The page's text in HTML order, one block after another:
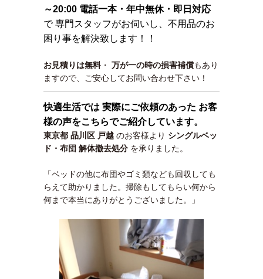
～20:00 電話一本・年中無休・即日対応
で 専門スタッフがお伺いし、不用品のお
困り事を解決致します！！
お見積りは無料・ 万が一の時の損害補償もあり
ますので、ご安心してお問い合わせ下さい！
快適生活では 実際にご依頼のあった お客
様の声をこちらでご紹介しています。
東京都 品川区 戸越 のお客様より シングルベッ
ド・布団 解体撤去処分 を承りました。
「ベッドの他に布団やゴミ類なども回収しても
らえて助かりました。掃除もしてもらい何から
何まで本当にありがとうございました。」